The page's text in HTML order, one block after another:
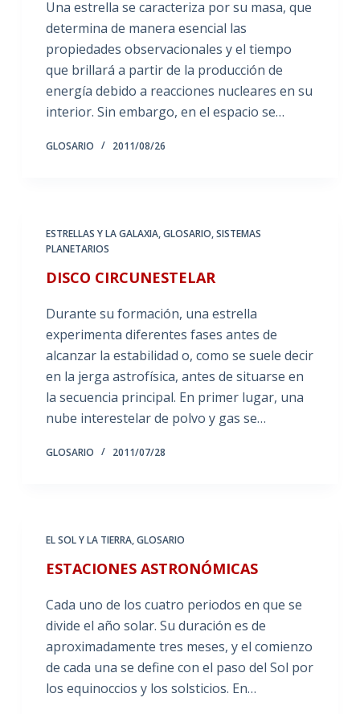
Una estrella se caracteriza por su masa, que
determina de manera esencial las
propiedades observacionales y el tiempo
que brillará a partir de la producción de
energía debido a reacciones nucleares en su
interior. Sin embargo, en el espacio se…
GLOSARIO 2011/08/26
ESTRELLAS Y LA GALAXIA,GLOSARIO,SISTEMAS
PLANETARIOS
DISCO CIRCUNESTELAR
Durante su formación, una estrella
experimenta diferentes fases antes de
alcanzar la estabilidad o, como se suele decir
en la jerga astrofísica, antes de situarse en
la secuencia principal. En primer lugar, una
nube interestelar de polvo y gas se…
GLOSARIO 2011/07/28
EL SOL Y LA TIERRA,GLOSARIO
ESTACIONES ASTRONÓMICAS
Cada uno de los cuatro periodos en que se
divide el año solar. Su duración es de
aproximadamente tres meses, y el comienzo
de cada una se define con el paso del Sol por
los equinoccios y los solsticios. En…